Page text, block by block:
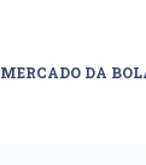
MERCADO DA